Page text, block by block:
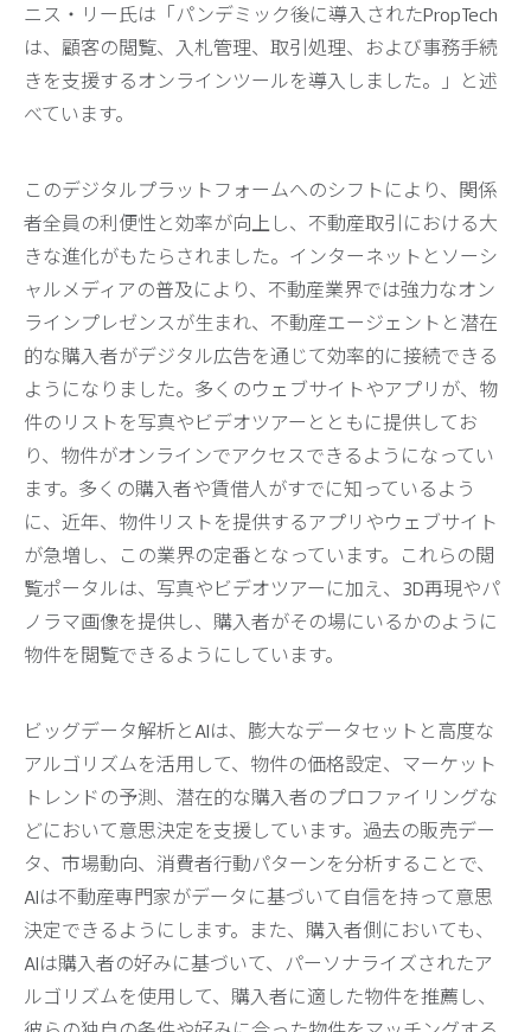
ニス・リー氏は「パンデミック後に導入されたPropTech
は、顧客の閲覧、入札管理、取引処理、および事務手続
きを支援するオンラインツールを導入しました。」と述
べています。
このデジタルプラットフォームへのシフトにより、関係
者全員の利便性と効率が向上し、不動産取引における大
きな進化がもたらされました。インターネットとソーシ
ャルメディアの普及により、不動産業界では強力なオン
ラインプレゼンスが生まれ、不動産エージェントと潜在
的な購入者がデジタル広告を通じて効率的に接続できる
ようになりました。多くのウェブサイトやアプリが、物
件のリストを写真やビデオツアーとともに提供してお
り、物件がオンラインでアクセスできるようになってい
ます。多くの購入者や賃借人がすでに知っているよう
に、近年、物件リストを提供するアプリやウェブサイト
が急増し、この業界の定番となっています。これらの閲
覧ポータルは、写真やビデオツアーに加え、3D再現やパ
ノラマ画像を提供し、購入者がその場にいるかのように
物件を閲覧できるようにしています。
ビッグデータ解析とAIは、膨大なデータセットと高度な
アルゴリズムを活用して、物件の価格設定、マーケット
トレンドの予測、潜在的な購入者のプロファイリングな
どにおいて意思決定を支援しています。過去の販売デー
タ、市場動向、消費者行動パターンを分析することで、
AIは不動産専門家がデータに基づいて自信を持って意思
決定できるようにします。また、購入者側においても、
AIは購入者の好みに基づいて、パーソナライズされたア
ルゴリズムを使用して、購入者に適した物件を推薦し、